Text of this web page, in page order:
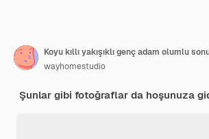
wayhomestudio
Şunlar gibi fotoğraflar da hoşunuza